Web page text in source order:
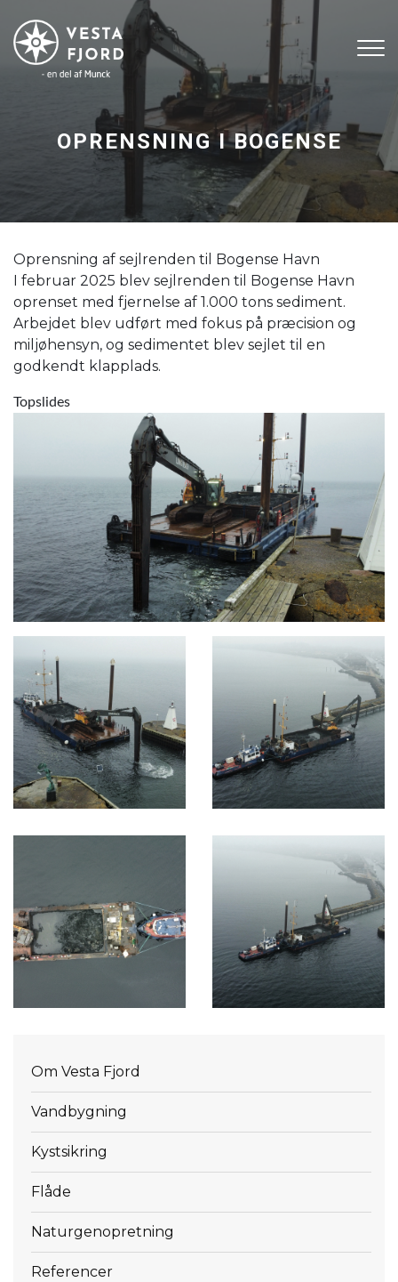
til
hovedindhold
OPRENSNING I BOGENSE
Oprensning af sejlrenden til Bogense Havn
I februar 2025 blev sejlrenden til Bogense Havn
oprenset med fjernelse af 1.000 tons sediment.
Arbejdet blev udført med fokus på præcision og
miljøhensyn, og sedimentet blev sejlet til en
godkendt klapplads.
Topslides
Menu
Om Vesta Fjord
Vandbygning
Kystsikring
Flåde
Naturgenopretning
Referencer